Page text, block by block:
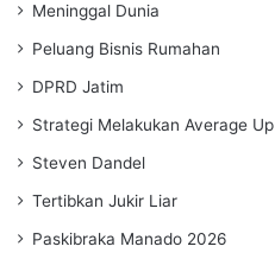
Meninggal Dunia
Peluang Bisnis Rumahan
DPRD Jatim
Strategi Melakukan Average Up
Steven Dandel
Tertibkan Jukir Liar
Paskibraka Manado 2026